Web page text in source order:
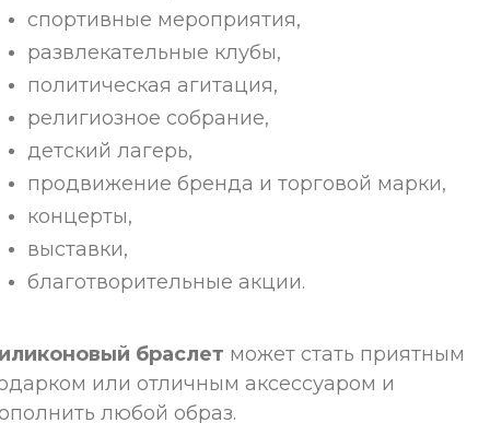
спортивные мероприятия,
развлекательные клубы,
политическая агитация,
религиозное собрание,
детский лагерь,
продвижение бренда и торговой марки,
концерты,
выставки,
благотворительные акции.
браслет может стать приятным
или отличным аксессуаром и
любой образ.